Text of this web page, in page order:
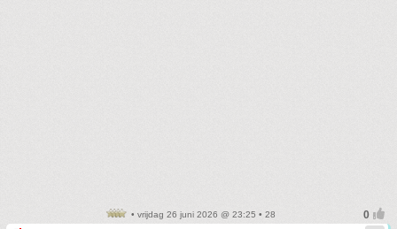
• vrijdag 26 juni 2026 @ 23:25 • 28